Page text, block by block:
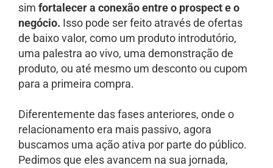
sim fortalecer a conexão entre o prospect e o
negócio. Isso pode ser feito através de ofertas
de baixo valor, como um produto introdutório,
uma palestra ao vivo, uma demonstração de
produto, ou até mesmo um desconto ou cupom
para a primeira compra.
Diferentemente das fases anteriores, onde o
relacionamento era mais passivo, agora
buscamos uma ação ativa por parte do público.
Pedimos que eles avancem na sua jornada,